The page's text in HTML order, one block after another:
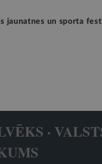
jaunatnes un sporta
·